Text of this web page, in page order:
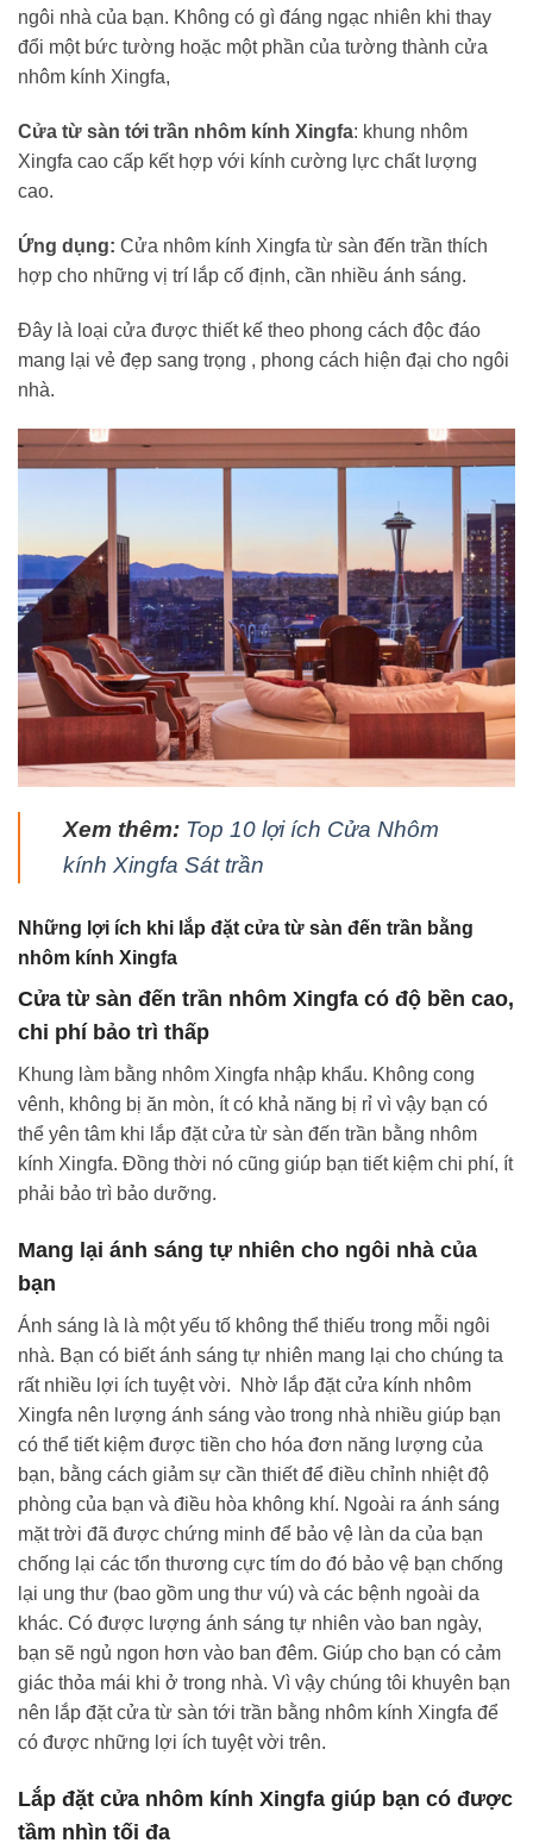
ngôi nhà của bạn. Không có gì đáng ngạc nhiên khi thay
đổi một bức tường hoặc một phần của tường thành cửa
nhôm kính Xingfa,
Cửa từ sàn tới trần nhôm kính Xingfa: khung nhôm
Xingfa cao cấp kết hợp với kính cường lực chất lượng
cao.
Ứng dụng: Cửa nhôm kính Xingfa từ sàn đến trần thích
hợp cho những vị trí lắp cố định, cần nhiều ánh sáng.
Đây là loại cửa được thiết kế theo phong cách độc đáo
mang lại vẻ đẹp sang trọng , phong cách hiện đại cho ngôi
nhà.
Xem thêm: Top 10 lợi ích Cửa Nhôm
kính Xingfa Sát trần
Những lợi ích khi lắp đặt cửa từ sàn đến trần bằng
nhôm kính Xingfa
Cửa từ sàn đến trần nhôm Xingfa có độ bền cao,
chi phí bảo trì thấp
Khung làm bằng nhôm Xingfa nhập khẩu. Không cong
vênh, không bị ăn mòn, ít có khả năng bị rỉ vì vậy bạn có
thể yên tâm khi lắp đặt cửa từ sàn đến trần bằng nhôm
kính Xingfa. Đồng thời nó cũng giúp bạn tiết kiệm chi phí, ít
phải bảo trì bảo dưỡng.
Mang lại ánh sáng tự nhiên cho ngôi nhà của
bạn
Ánh sáng là là một yếu tố không thể thiếu trong mỗi ngôi
nhà. Bạn có biết ánh sáng tự nhiên mang lại cho chúng ta
rất nhiều lợi ích tuyệt vời. Nhờ lắp đặt cửa kính nhôm
Xingfa nên lượng ánh sáng vào trong nhà nhiều giúp bạn
có thể tiết kiệm được tiền cho hóa đơn năng lượng của
bạn, bằng cách giảm sự cần thiết để điều chỉnh nhiệt độ
phòng của bạn và điều hòa không khí. Ngoài ra ánh sáng
mặt trời đã được chứng minh để bảo vệ làn da của bạn
chống lại các tổn thương cực tím do đó bảo vệ bạn chống
lại ung thư (bao gồm ung thư vú) và các bệnh ngoài da
khác. Có được lượng ánh sáng tự nhiên vào ban ngày,
bạn sẽ ngủ ngon hơn vào ban đêm. Giúp cho bạn có cảm
giác thỏa mái khi ở trong nhà. Vì vậy chúng tôi khuyên bạn
nên lắp đặt cửa từ sàn tới trần bằng nhôm kính Xingfa để
có được những lợi ích tuyệt vời trên.
Lắp đặt cửa nhôm kính Xingfa giúp bạn có được
tầm nhìn tối đa